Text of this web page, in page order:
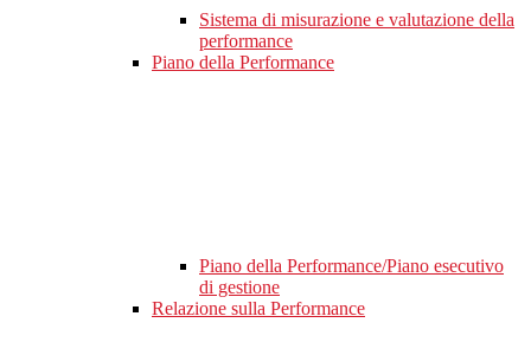
Sistema di misurazione e valutazione della
performance
Piano della Performance
Piano della Performance/Piano esecutivo
di gestione
Relazione sulla Performance